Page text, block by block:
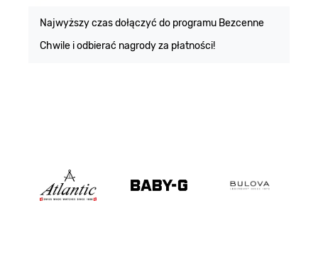
Najwyższy czas dołączyć do programu Bezcenne
Chwile i odbierać nagrody za płatności!